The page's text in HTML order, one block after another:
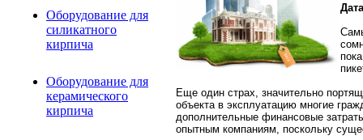
Оборудование для
силикатного
кирпича
Оборудование для
керамического
кирпича
Еще один страх, значительно
объекта в эксплуатацию многие
дополнительные финансовые
опытным компаниям, поскольку